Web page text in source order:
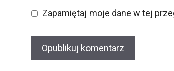
Zapamiętaj moje dane w tej